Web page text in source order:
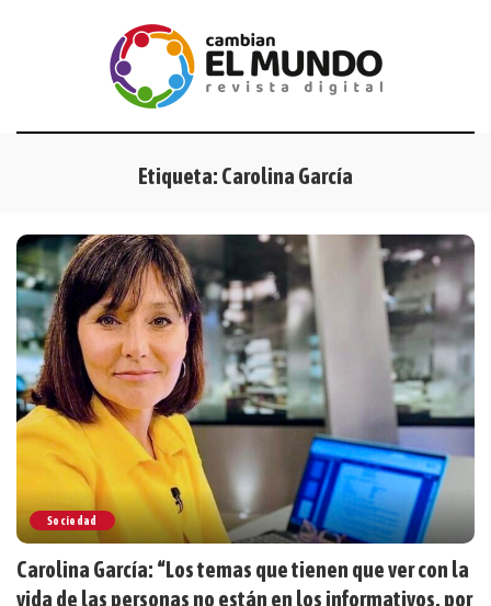
Etiqueta: Carolina García
Sociedad
Carolina García: “Los temas que tienen que ver con la
vida de las personas no están en los informativos, por